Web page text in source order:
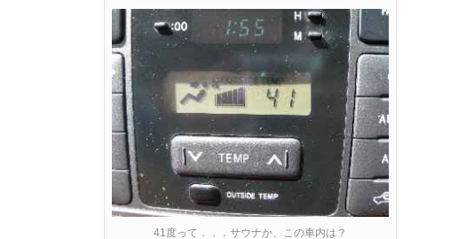
41度って．．．サウナか、この車内は？